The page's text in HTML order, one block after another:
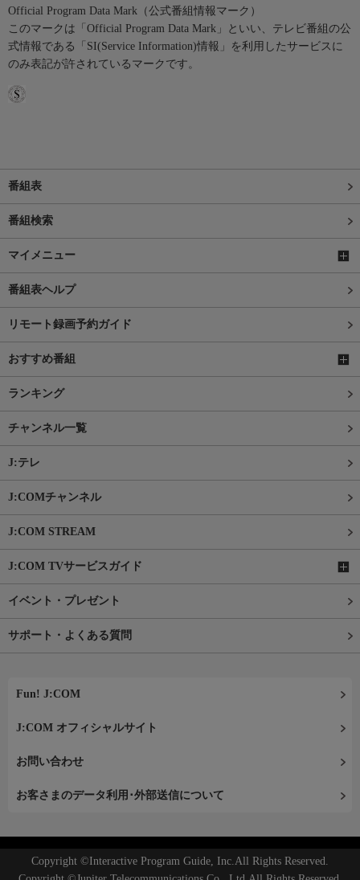
Official Program Data Mark（公式番組情報マーク）
このマークは「Official Program Data Mark」といい、テレビ番組の公
式情報である「SI(Service Information)情報」を利用したサービスに
のみ表記が許されているマークです。
番組表
番組検索
マイメニュー
番組表ヘルプ
リモート録画予約ガイド
おすすめ番組
ランキング
チャンネル一覧
J:テレ
J:COMチャンネル
J:COM STREAM
J:COM TVサービスガイド
イベント・プレゼント
サポート・よくある質問
Fun! J:COM
J:COM オフィシャルサイト
お問い合わせ
お客さまのデータ利用･外部送信について
Copyright ©Interactive Program Guide, Inc.All Rights Reserved.